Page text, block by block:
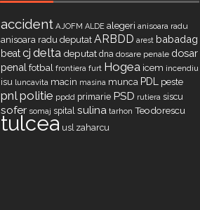
accident AJOFM ALDE alegeri anisoara radu
anisoara radu deputat ARBDD arest babadag
beatcj delta deputat dna dosare penale dosar
penal fotbal frontiera furt Hogea icem incendiu
isu luncavita macin masina munca PDL peste
pnl politie ppdd primarie PSD rutiera siscu
sofer somaj spital sulina tarhon Teodorescu
tulcea usl zaharcu